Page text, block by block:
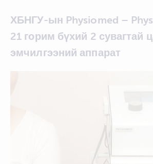
ХБНГУ-ын Physiomed –
21 горим бүхий 2 сувагтай
эмчилгээний аппарат